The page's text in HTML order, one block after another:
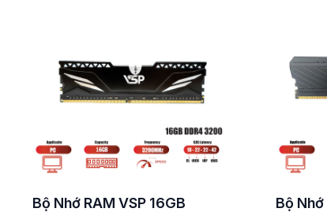
Bộ Nhớ RAM VSP 16GB
Bộ Nhớ